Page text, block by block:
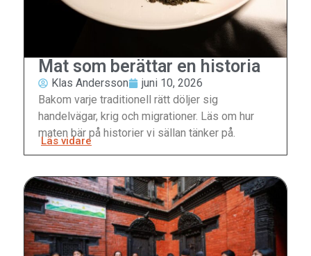
Mat som berättar en historia
Klas Andersson
juni 10, 2026
Bakom varje traditionell rätt döljer sig
handelvägar, krig och migrationer. Läs om hur
maten bär på historier vi sällan tänker på.
Läs vidare